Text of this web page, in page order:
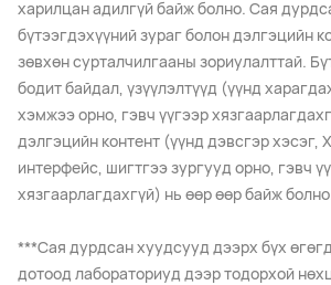
харилцан адилгүй байж болно. Сая
бүтээгдэхүүний зураг болон дэлгэцийн
зөвхөн сурталчилгааны зориулалттай.
бодит байдал, үзүүлэлтүүд (үүнд
хэмжээ орно, гэвч үүгээр
дэлгэцийн контент (үүнд дэвсгэр хэсэг,
интерфейс, шигтгээ зургууд орно, гэвч
хязгаарлагдахгүй) нь өөр өөр байж
***Сая дурдсан хуудсууд дээрх бүх
дотоод лабораториуд дээр тодорхой